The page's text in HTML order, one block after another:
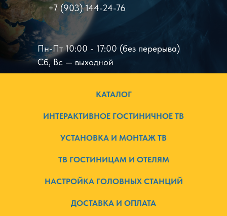
Пн-Пт 10:00 - 17:00 (без перерыва)
Сб, Вс — выходной
+7 (903) 144-24-76
КАТАЛОГ
ИНТЕРАКТИВНОЕ ГОСТИНИЧНОЕ ТВ
УСТАНОВКА И МОНТАЖ ТВ
ТВ ГОСТИНИЦАМ И ОТЕЛЯМ
НАСТРОЙКА ГОЛОВНЫХ СТАНЦИЙ
ДОСТАВКА И ОПЛАТА